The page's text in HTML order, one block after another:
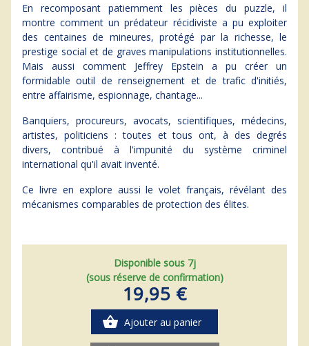
En recomposant patiemment les pièces du puzzle, il
montre comment un prédateur récidiviste a pu exploiter
des centaines de mineures, protégé par la richesse, le
prestige social et de graves manipulations institutionnelles.
Mais aussi comment Jeffrey Epstein a pu créer un
formidable outil de renseignement et de trafic d'initiés,
entre affairisme, espionnage, chantage...
Banquiers, procureurs, avocats, scientifiques, médecins,
artistes, politiciens : toutes et tous ont, à des degrés
divers, contribué à l'impunité du système criminel
international qu'il avait inventé.
Ce livre en explore aussi le volet français, révélant des
mécanismes comparables de protection des élites.
Disponible sous 7j
(sous réserve de confirmation)
19,95 €
shopping_basket Ajouter au panier